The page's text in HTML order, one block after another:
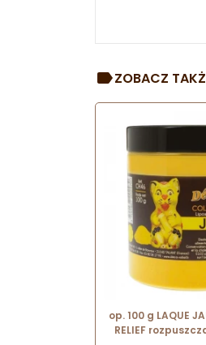
ZOBACZ
op. 100 g LAQUE
RELIEF